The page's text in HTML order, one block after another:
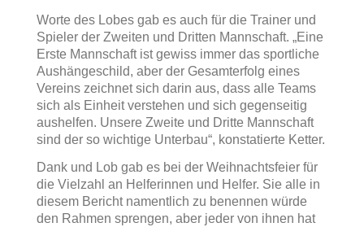
Worte des Lobes gab es auch für die Trainer und
Spieler der Zweiten und Dritten Mannschaft. „Eine
Erste Mannschaft ist gewiss immer das sportliche
Aushängeschild, aber der Gesamterfolg eines
Vereins zeichnet sich darin aus, dass alle Teams
sich als Einheit verstehen und sich gegenseitig
aushelfen. Unsere Zweite und Dritte Mannschaft
sind der so wichtige Unterbau“, konstatierte Ketter.
Dank und Lob gab es bei der Weihnachtsfeier für
die Vielzahl an Helferinnen und Helfer. Sie alle in
diesem Bericht namentlich zu benennen würde
den Rahmen sprengen, aber jeder von ihnen hat